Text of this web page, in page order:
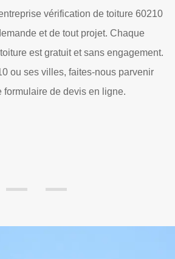
Auprès de tout 60210 et ses
de couvreur vérification de toiture à
services adéquats à chaque besoin.
recherche de fuite de toiture mettent
telles que : - l’identification à l’œil